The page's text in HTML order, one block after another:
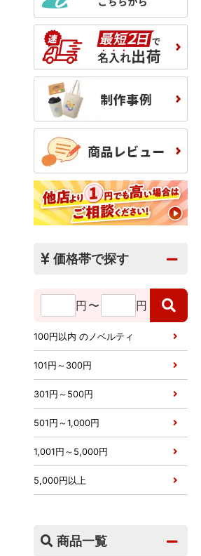
価格帯で探す
円 〜 円
100円以内 のノベルティ
101円～300円
301円～500円
501円～1,000円
1,001円～5,000円
5,000円以上
商品一覧